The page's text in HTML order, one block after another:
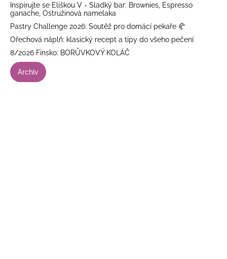
Inspirujte se Eliškou V - Sladký bar: Brownies, Espresso
ganache, Ostružinová namelaka
Pastry Challenge 2026: Soutěž pro domácí pekaře 🥐
Ořechová náplň: klasický recept a tipy do všeho pečení
8/2026 Finsko: BORŮVKOVÝ KOLÁČ
Archiv